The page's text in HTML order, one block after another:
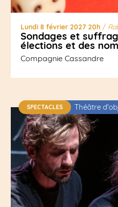
Lundi 8 février 2027 20h/
Sondages et
élections et des
Compagnie Cassandre
SPECTACLES Théâtre